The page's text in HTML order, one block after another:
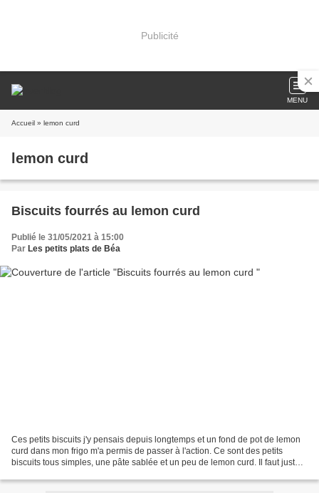
Publicité
MENU
Accueil » lemon curd
lemon curd
Biscuits fourrés au lemon curd
Publié le 31/05/2021 à 15:00
Par Les petits plats de Béa
Ces petits biscuits j'y pensais depuis longtemps et un fond de pot de lemon
curd dans mon frigo m'a permis de passer à l'action. Ce sont des petits
biscuits tous simples, une pâte sablée et un peu de lemon curd. Il faut juste